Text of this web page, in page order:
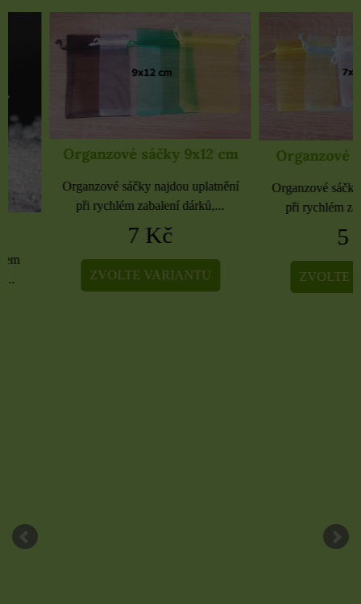
Organzové sáčky 9x12 cm
Organzové sáčky najdou uplatnění
při rychlém zabalení dárků,...
7 Kč
ZVOLTE VARIANTU
Organzové sáčky
Organzové sáčky najdou
při rychlém zabalení
5 Kč
ZVOLTE